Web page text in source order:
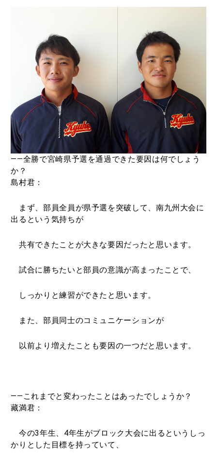
――全勝で宮崎県予選を通過できた要因は何でしょう
か？
島村君：
まず、部員全員が県予選を突破して、南九州大会に
出るという気持ちが
共有できたことが大きな要因だったと思います。
試合に勝ちたいと部員の意識が高まったことで、
しっかりと練習ができたと思います。
また、部員同士のコミュニケーションが
以前より増えたことも要因の一つだと思います。
――これまでと変わったことはあったでしょうか？
藏満君：
今の3年生、4年生がブロック大会に出るというしっ
かりとした目標を持っていて、